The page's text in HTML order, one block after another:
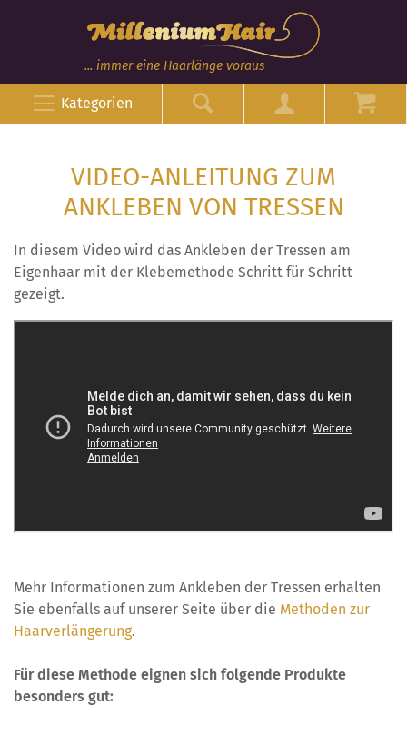
... immer eine Haarlänge voraus
Kategorien
VIDEO-ANLEITUNG ZUM
ANKLEBEN VON TRESSEN
In diesem Video wird das Ankleben der Tressen am
Eigenhaar mit der Klebemethode Schritt für Schritt
gezeigt.
Mehr Informationen zum Ankleben der Tressen erhalten
Sie ebenfalls auf unserer Seite über die Methoden zur
Haarverlängerung.
Für diese Methode eignen sich folgende Produkte
besonders gut: